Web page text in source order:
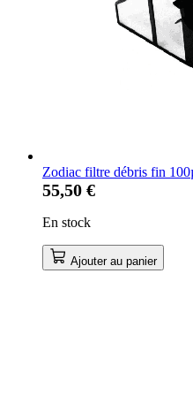
Zodiac filtre débris fin
55,50 €
En stock
Ajouter au panier